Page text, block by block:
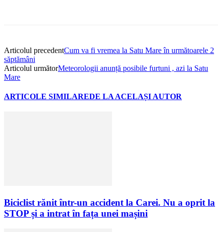
Articolul precedentCum va fi vremea la Satu Mare în următoarele 2
săptămâni
Articolul următorMeteorologii anunță posibile furtuni , azi la Satu
Mare
ARTICOLE SIMILAREDE LA ACELAȘI AUTOR
Biciclist rănit într-un accident la Carei. Nu a oprit la
STOP și a intrat în fața unei mașini